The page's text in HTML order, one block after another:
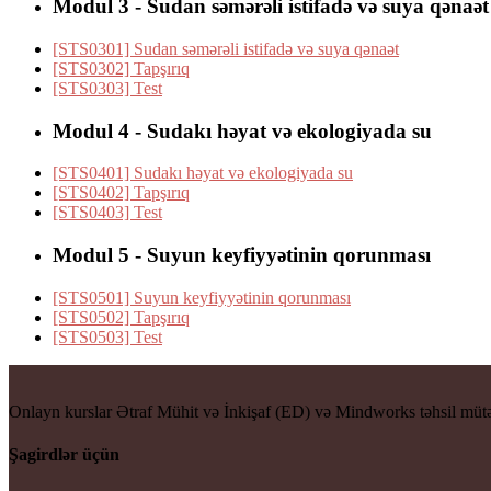
Modul 3 - Sudan səmərəli istifadə və suya qənaət
[STS0301] Sudan səmərəli istifadə və suya qənaət
[STS0302] Tapşırıq
[STS0303] Test
Modul 4 - Sudakı həyat və ekologiyada su
[STS0401] Sudakı həyat və ekologiyada su
[STS0402] Tapşırıq
[STS0403] Test
Modul 5 - Suyun keyfiyyətinin qorunması
[STS0501] Suyun keyfiyyətinin qorunması
[STS0502] Tapşırıq
[STS0503] Test
Onlayn kurslar Ətraf Mühit və İnkişaf (ED) və Mindworks təhsil
Şagirdlər üçün